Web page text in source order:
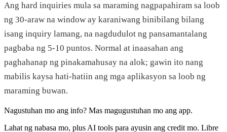
Ang hard inquiries mula sa maraming nagpapahiram sa loob
ng 30-araw na window ay karaniwang binibilang bilang
isang inquiry lamang, na nagdudulot ng pansamantalang
pagbaba ng 5-10 puntos. Normal at inaasahan ang
paghahanap ng pinakamahusay na alok; gawin ito nang
mabilis kaysa hati-hatiin ang mga aplikasyon sa loob ng
maraming buwan.
Nagustuhan mo ang info? Mas magugustuhan mo ang app.
Lahat ng nabasa mo, plus AI tools para ayusin ang credit mo. Libre